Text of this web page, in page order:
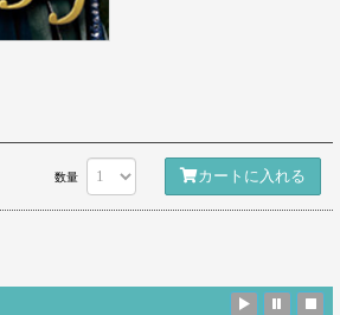
数量 カートに入れる